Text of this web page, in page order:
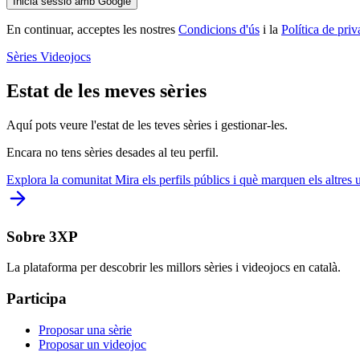
En continuar, acceptes les nostres Condicions d'ús i la Política de
Sèries Videojocs
Estat de les meves sèries
Aquí pots veure l'estat de les teves sèries i gestionar-les.
Encara no tens sèries desades al teu perfil.
Explora la comunitat Mira els perfils públics i què marquen els altres
Sobre 3XP
La plataforma per descobrir les millors sèries i videojocs en català.
Participa
Proposar una sèrie
Proposar un videojoc